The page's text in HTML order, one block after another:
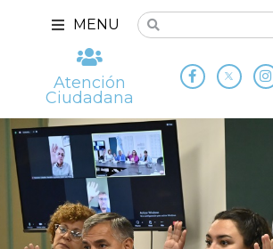
MENU
Atención
Ciudadana